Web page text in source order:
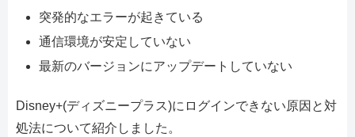
突発的なエラーが起きている
通信環境が安定していない
最新のバージョンにアップデートしていない
Disney+(ディズニープラス)にログインできない原因と対
処法について紹介しました。